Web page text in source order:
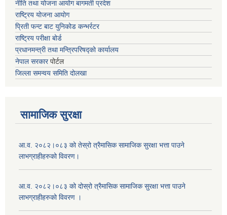
नीति तथा योजना आयोग बागमती प्रदेश
राष्ट्रिय योजना आयोग
प्रिती फन्ट बाट युनिकोड कन्भर्रटर
राष्ट्रिय परीक्षा बोर्ड
प्रधानमन्त्री तथा मन्त्रिपरिषद्को कार्यालय
नेपाल सरकारपोर्टल
जिल्ला समन्वय समिति दोलखा
सामाजिक सुरक्षा
आ.व. २०८२।०८३ को तेस्रो त्रैमासिक सामाजिक सुरक्षा भत्ता पाउने
लाभग्राहीहरुको विवरण।
आ.व. २०८२।०८३ को दोस्रो त्रैमासिक सामाजिक सुरक्षा भत्ता पाउने
लाभग्राहीहरुको विवरण ।